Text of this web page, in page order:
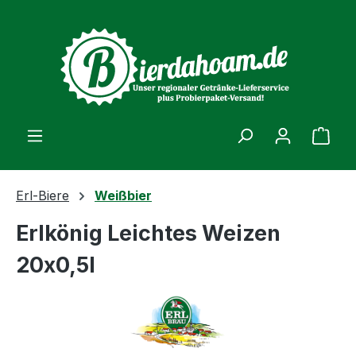
Erl-Biere Weißbier
Erlkönig Leichtes Weizen
20x0,5l